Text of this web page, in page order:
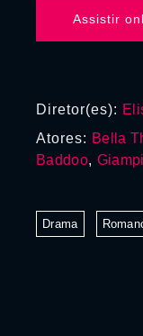
Assistir
Diretor(es):
Atores: Bella
Baddoo,
Drama